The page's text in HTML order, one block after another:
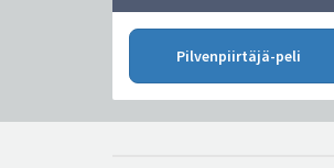
Pilvenpiirtäjä-peli